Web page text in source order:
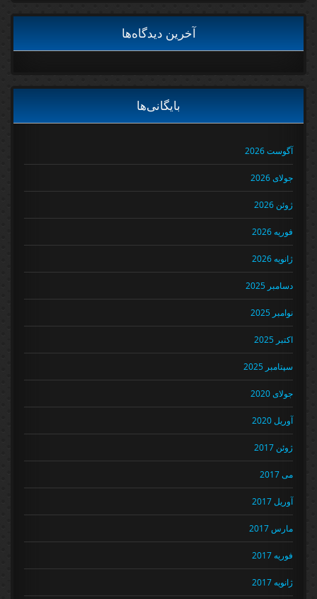
آخرین دیدگاه‌ها
بایگانی‌ها
آگوست 2026
جولای 2026
ژوئن 2026
فوریه 2026
ژانویه 2026
دسامبر 2025
نوامبر 2025
اکتبر 2025
سپتامبر 2025
جولای 2020
آوریل 2020
ژوئن 2017
می 2017
آوریل 2017
مارس 2017
فوریه 2017
ژانویه 2017